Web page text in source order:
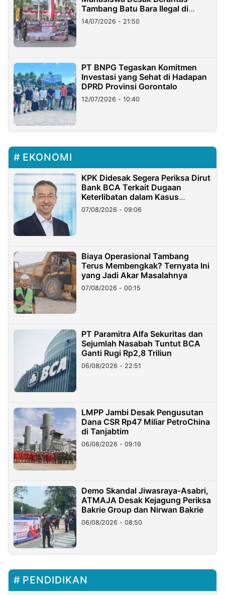
Tambang Batu Bara Ilegal di
Lampung
14/07/2026 - 21:50
PT BNPG Tegaskan Komitmen
Investasi yang Sehat di Hadapan
DPRD Provinsi Gorontalo
12/07/2026 - 10:40
EKONOMI
KPK Didesak Segera Periksa Dirut
Bank BCA Terkait Dugaan
Keterlibatan dalam Kasus
Hilangnya Dana Nasabah Rp2,58
Miliar
07/08/2026 - 09:06
Biaya Operasional Tambang
Terus Membengkak? Ternyata Ini
yang Jadi Akar Masalahnya
07/08/2026 - 00:15
PT Paramitra Alfa Sekuritas dan
Sejumlah Nasabah Tuntut BCA
Ganti Rugi Rp2,8 Triliun
06/08/2026 - 22:51
LMPP Jambi Desak Pengusutan
Dana CSR Rp47 Miliar PetroChina
di Tanjabtim
06/08/2026 - 09:19
Demo Skandal Jiwasraya-Asabri,
ATMAJA Desak Kejagung Periksa
Bakrie Group dan Nirwan Bakrie
06/08/2026 - 08:50
PENDIDIKAN